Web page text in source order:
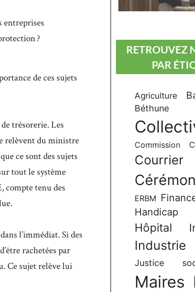
entreprises
?
de ces sujets
trésorerie. Les
relèvent du ministre
ce sont des sujets
tout le système
compte tenu des
l’immédiat. Si des
rachetées par
Ce sujet relève lui
RETROUVEZ
PAR
Agriculture
Béthune
Commission
Courrier
ERBM
Handicap
Hôpital
Industrie
Justice
Maires